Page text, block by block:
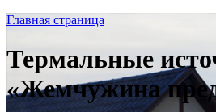
Главная страница
Термальные
«Жемчужина